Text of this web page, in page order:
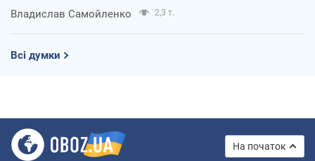
Владислав Самойленко 2,3 т.
Всі думки
На початок